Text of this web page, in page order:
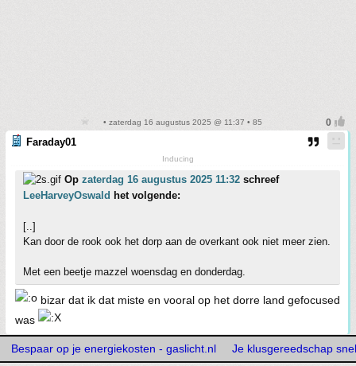
• zaterdag 16 augustus 2025 @ 11:37 • 85
Faraday01
Inducing
Op zaterdag 16 augustus 2025 11:32 schreef
LeeHarveyOswald het volgende:
[..]
Kan door de rook ook het dorp aan de overkant ook niet meer zien.
Met een beetje mazzel woensdag en donderdag.
bizar dat ik dat miste en vooral op het dorre land gefocused
was
Bespaar op je energiekosten - gaslicht.nl Je klusgereedschap